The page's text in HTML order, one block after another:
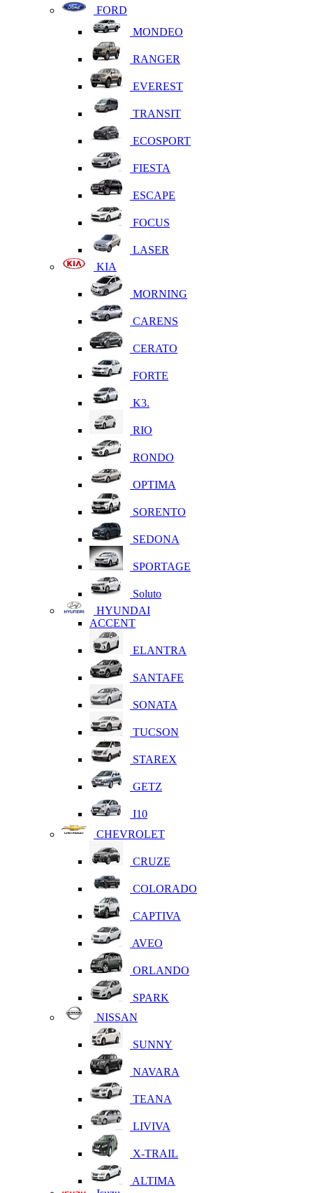
FORD
MONDEO
RANGER
EVEREST
TRANSIT
ECOSPORT
FIESTA
ESCAPE
FOCUS
LASER
KIA
MORNING
CARENS
CERATO
FORTE
K3.
RIO
RONDO
OPTIMA
SORENTO
SEDONA
SPORTAGE
Soluto
HYUNDAI
ACCENT
ELANTRA
SANTAFE
SONATA
TUCSON
STAREX
GETZ
I10
CHEVROLET
CRUZE
COLORADO
CAPTIVA
AVEO
ORLANDO
SPARK
NISSAN
SUNNY
NAVARA
TEANA
LIVIVA
X-TRAIL
ALTIMA